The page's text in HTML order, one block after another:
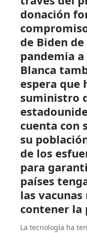
donación
de Biden
pandemia a
Blanca
espera que
suministro
cuenta con
su
de los
para
países
las vacunas
contener la
La tecnología ha